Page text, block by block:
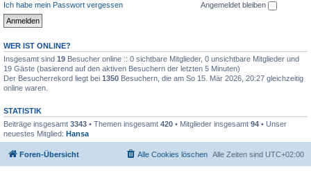
Ich habe mein Passwort vergessen
Angemeldet bleiben
WER IST ONLINE?
Insgesamt sind 19 Besucher online :: 0 sichtbare Mitglieder, 0 unsichtbare Mitglieder und
19 Gäste (basierend auf den aktiven Besuchern der letzten 5 Minuten)
Der Besucherrekord liegt bei 1350 Besuchern, die am So 15. Mär 2026, 20:27 gleichzeitig
online waren.
STATISTIK
Beiträge insgesamt 3343 • Themen insgesamt 420 • Mitglieder insgesamt 94 • Unser
neuestes Mitglied: Hansa
Foren-Übersicht Alle Zeiten sind UTC+02:00
Alle Cookies löschen